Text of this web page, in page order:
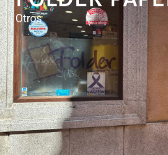
Otros